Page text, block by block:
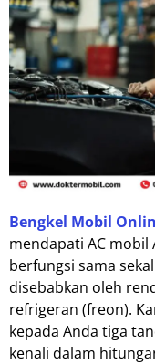
Bengkel Mobil
mendapati AC
berfungsi sama
disebabkan oleh
refrigeran (freon).
kepada Anda tiga
kenali dalam